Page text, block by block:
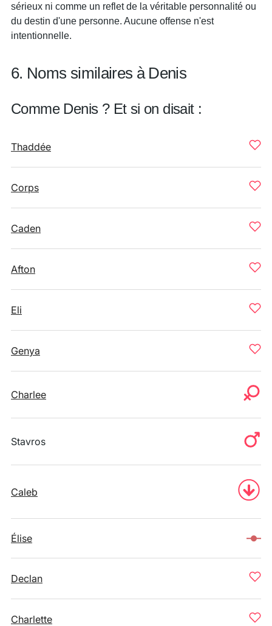
sérieux ni comme un reflet de la véritable personnalité ou
du destin d'une personne. Aucune offense n'est
intentionnelle.
6. Noms similaires à Denis
Comme Denis ? Et si on disait :
Thaddée
Corps
Caden
Afton
Eli
Genya
Charlee
Stavros
Caleb
Élise
Declan
Charlette